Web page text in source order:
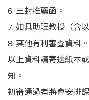
6. 三封推薦函。
7. 如具助理教授（含
8. 其他有利審查資料。
以上資料請寄送紙本
知。
初審通過者將會安排